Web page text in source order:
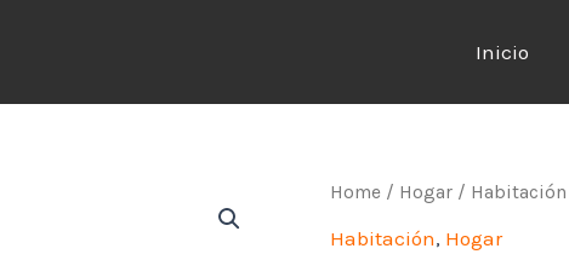
Inicio
Home / Hogar / Habitación
Habitación, Hogar